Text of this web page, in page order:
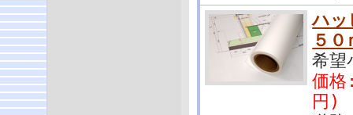
ハッ
５０
希
価
円)